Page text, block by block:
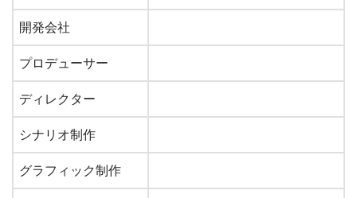
開発会社
プロデューサー
ディレクター
シナリオ制作
グラフィック制作